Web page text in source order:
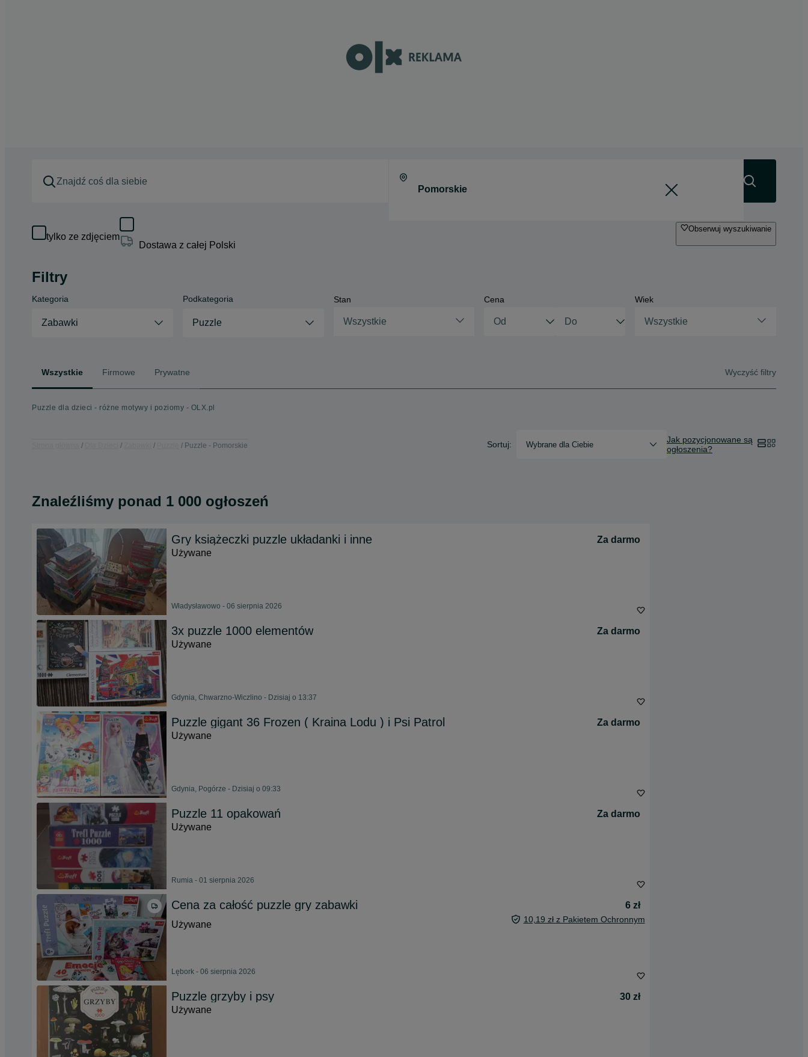
tylko ze zdjęciem
Dostawa z całej Polski
Obserwuj wyszukiwanie
Filtry
Kategoria
Zabawki
Podkategoria
Puzzle
Stan
Wszystkie
Cena Wiek
Wszystkie
Wszystkie Firmowe Prywatne Wyczyść filtry
Puzzle dla dzieci - różne motywy i poziomy - OLX.pl
Puzzle - Pomorskie Sortuj: Wybrane dla Ciebie
Jak pozycjonowane są
ogłoszenia?
Znaleźliśmy ponad 1 000 ogłoszeń
Gry książeczki puzzle układanki i inne
Za darmo
Używane
Władysławowo - 06 sierpnia 2026
3x puzzle 1000 elementów
Za darmo
Używane
Gdynia, Chwarzno-Wiczlino - Dzisiaj o 13:37
Puzzle gigant 36 Frozen ( Kraina Lodu ) i Psi Patrol
Za darmo
Używane
Gdynia, Pogórze - Dzisiaj o 09:33
Puzzle 11 opakowań
Za darmo
Używane
Rumia - 01 sierpnia 2026
Cena za całość puzzle gry zabawki
6 zł
Używane
10,19 zł z Pakietem Ochronnym
Lębork - 06 sierpnia 2026
Puzzle grzyby i psy
30 zł
Używane